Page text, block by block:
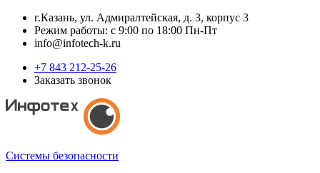
г.Казань, ул. Адмиралтейская, д. 3, корпус 3
Режим работы: с 9:00 по 18:00 Пн-Пт
info@infotech-k.ru
+7 843 212-25-26
Заказать звонок
Системы безопасности